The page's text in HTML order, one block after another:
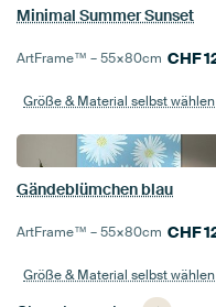
Minimal Summer Sunset
ArtFrame™ –55×80cm CHF
Größe & Material selbst wählen
Gändeblümchen blau
ArtFrame™ –55×80cm CHF
Größe & Material selbst wählen